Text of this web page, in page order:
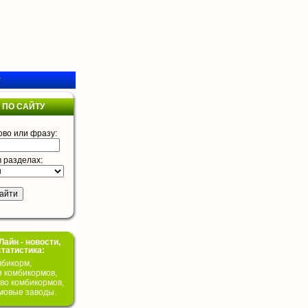
САЙТУ
или фразу:
разделах:
- новости,
комбикормов,
комбикормов,
заводы.